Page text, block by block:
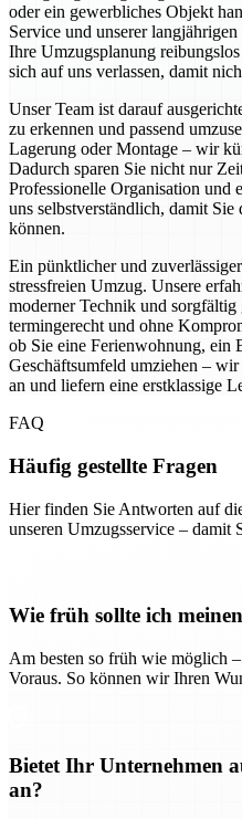
oder ein gewerbliches Objekt
Service und unserer
Ihre Umzugsplanung
sich auf uns verlassen, damit
Unser Team ist darauf
zu erkennen und passend
Lagerung oder Montage – wir
Dadurch sparen Sie nicht nur
Professionelle Organisation und
uns selbstverständlich, damit Sie
können.
Ein pünktlicher und
stressfreien Umzug. Unsere
moderner Technik und sorgfältig
termingerecht und ohne
ob Sie eine Ferienwohnung, ein
Geschäftsumfeld umziehen –
an und liefern eine erstklassige
FAQ
Häufig gestellte Fragen
Hier finden Sie Antworten auf
unseren Umzugsservice – damit
Wie früh sollte ich
Am besten so früh wie möglich
Voraus. So können wir Ihren
Bietet Ihr Unternehmen
an?